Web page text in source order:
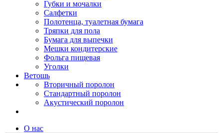
Губки и мочалки
Салфетки
Полотенца, туалетная бумага
Тряпки для пола
Бумага для выпечки
Мешки кондитерские
Фольга пищевая
Уголки
Ветошь
Вторичный поролон
Стандартный поролон
Акустический поролон
О нас